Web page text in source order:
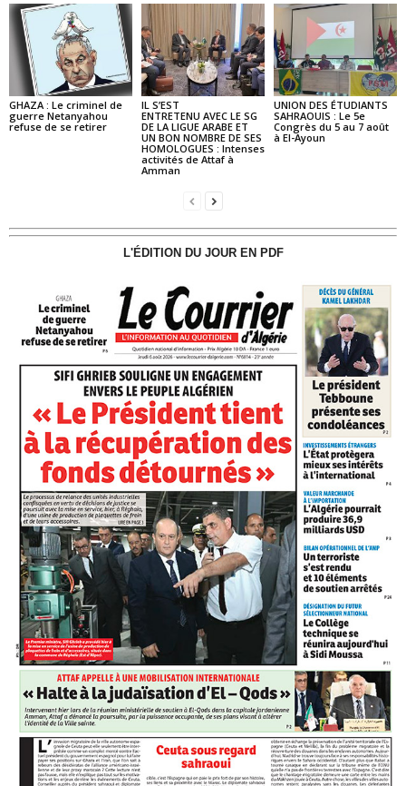
GHAZA : Le criminel de
guerre Netanyahou
refuse de se retirer
IL S’EST
ENTRETENU AVEC LE SG
DE LA LIGUE ARABE ET
UN BON NOMBRE DE SES
HOMOLOGUES : Intenses
activités de Attaf à
Amman
UNION DES ÉTUDIANTS
SAHRAOUIS : Le 5e
Congrès du 5 au 7 août
à El-Ayoun
L'ÉDITION DU JOUR EN PDF